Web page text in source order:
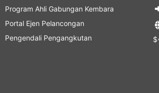
Program Ahli Gabungan Kembara
Portal Ejen Pelancongan
Pengendali Pengangkutan